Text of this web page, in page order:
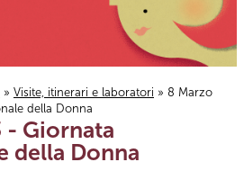
» Visite, itinerari e laboratori » 8 Marzo
della Donna
- Giornata
della Donna